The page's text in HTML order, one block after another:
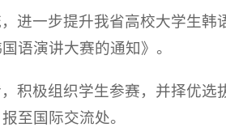
进一步提升我省高校大学生
语演讲大赛的通知》。
积极组织学生参赛，并择优
至国际交流处。